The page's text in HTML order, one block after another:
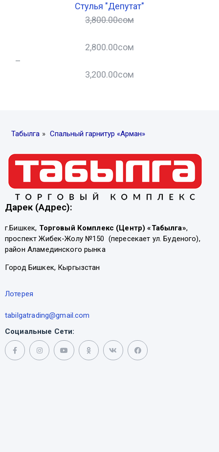
Стулья "Депутат"
3,800.00сом
2,800.00сом
–
3,200.00сом
Табылга » Спальный гарнитур «Арман»
Дарек (Адрес):
г.Бишкек, Торговый Комплекс (Центр) «Табылга»,
проспект Жибек-Жолу №150 (пересекает ул. Буденого),
район Аламединского рынка
Город Бишкек, Кыргызстан
Лотерея
tabilgatrading@gmail.com
Социальные Сети: